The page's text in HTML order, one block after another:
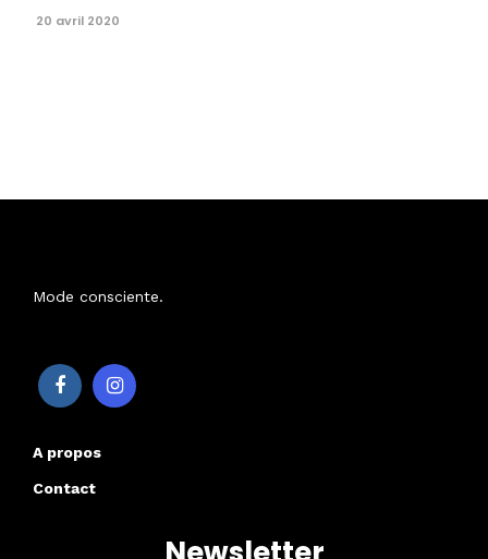
20 avril 2020
Mode consciente.
A propos
Contact
Newsletter